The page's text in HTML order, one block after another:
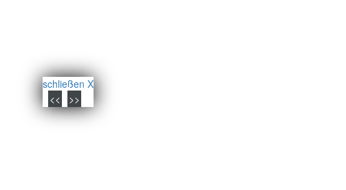
schließen X
<<
>>